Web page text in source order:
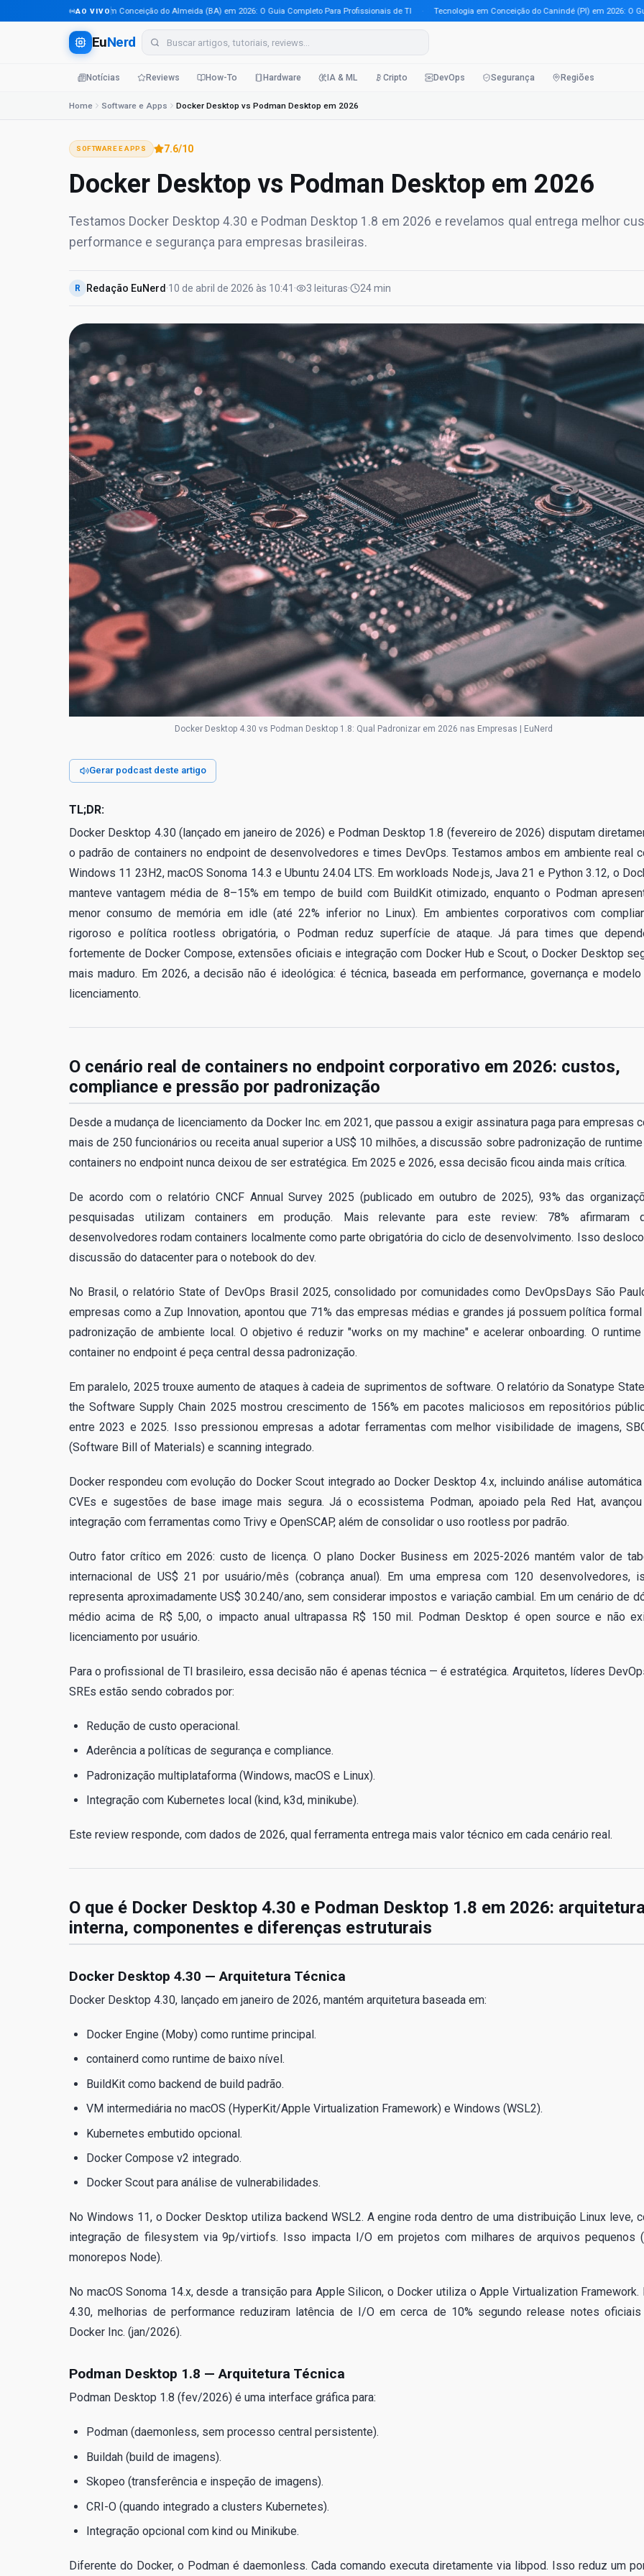
AO VIVO
Tecnologia em Conceição do Almeida (BA) em 2026: O Guia Completo Para Profissionais de TI · Tecnologia em Conceição do Canindé (PI) em 2026: O Guia
EuNerd
Notícias Reviews How-To Hardware IA & ML Cripto DevOps Segurança Regiões
Home Software e Apps Docker Desktop vs Podman Desktop em 2026
SOFTWARE E APPS 7.6/10
Docker Desktop vs Podman Desktop em 2026
Testamos Docker Desktop 4.30 e Podman Desktop 1.8 em 2026 e revelamos qual entrega melhor
performance e segurança para empresas brasileiras.
R Redação EuNerd ·10 de abril de 2026 às 10:41 · 3 leituras· 24 min
Docker Desktop 4.30 vs Podman Desktop 1.8: Qual Padronizar em 2026 nas Empresas | EuNerd
Gerar podcast deste artigo
TL;DR:
Docker Desktop 4.30 (lançado em janeiro de 2026) e Podman Desktop 1.8 (fevereiro de 2026) disputam
o padrão de containers no endpoint de desenvolvedores e times DevOps. Testamos ambos em ambiente real
Windows 11 23H2, macOS Sonoma 14.3 e Ubuntu 24.04 LTS. Em workloads Node.js, Java 21 e Python 3.12, o
manteve vantagem média de 8–15% em tempo de build com BuildKit otimizado, enquanto o Podman
menor consumo de memória em idle (até 22% inferior no Linux). Em ambientes corporativos com
rigoroso e política rootless obrigatória, o Podman reduz superfície de ataque. Já para times que
fortemente de Docker Compose, extensões oficiais e integração com Docker Hub e Scout, o Docker Desktop
mais maduro. Em 2026, a decisão não é ideológica: é técnica, baseada em performance, governança e
licenciamento.
O cenário real de containers no endpoint corporativo em 2026: custos,
compliance e pressão por padronização
Desde a mudança de licenciamento da Docker Inc. em 2021, que passou a exigir assinatura paga para empresas
mais de 250 funcionários ou receita anual superior a US$ 10 milhões, a discussão sobre padronização de
containers no endpoint nunca deixou de ser estratégica. Em 2025 e 2026, essa decisão ficou ainda mais crítica.
De acordo com o relatório CNCF Annual Survey 2025 (publicado em outubro de 2025), 93% das
pesquisadas utilizam containers em produção. Mais relevante para este review: 78% afirmaram
desenvolvedores rodam containers localmente como parte obrigatória do ciclo de desenvolvimento. Isso
discussão do datacenter para o notebook do dev.
No Brasil, o relatório State of DevOps Brasil 2025, consolidado por comunidades como DevOpsDays São
empresas como a Zup Innovation, apontou que 71% das empresas médias e grandes já possuem política
padronização de ambiente local. O objetivo é reduzir "works on my machine" e acelerar onboarding. O
container no endpoint é peça central dessa padronização.
Em paralelo, 2025 trouxe aumento de ataques à cadeia de suprimentos de software. O relatório da Sonatype
the Software Supply Chain 2025 mostrou crescimento de 156% em pacotes maliciosos em repositórios
entre 2023 e 2025. Isso pressionou empresas a adotar ferramentas com melhor visibilidade de imagens,
(Software Bill of Materials) e scanning integrado.
Docker respondeu com evolução do Docker Scout integrado ao Docker Desktop 4.x, incluindo análise
CVEs e sugestões de base image mais segura. Já o ecossistema Podman, apoiado pela Red Hat,
integração com ferramentas como Trivy e OpenSCAP, além de consolidar o uso rootless por padrão.
Outro fator crítico em 2026: custo de licença. O plano Docker Business em 2025-2026 mantém valor de
internacional de US$ 21 por usuário/mês (cobrança anual). Em uma empresa com 120 desenvolvedores,
representa aproximadamente US$ 30.240/ano, sem considerar impostos e variação cambial. Em um cenário de
médio acima de R$ 5,00, o impacto anual ultrapassa R$ 150 mil. Podman Desktop é open source e não
licenciamento por usuário.
Para o profissional de TI brasileiro, essa decisão não é apenas técnica — é estratégica. Arquitetos, líderes
SREs estão sendo cobrados por:
Redução de custo operacional.
Aderência a políticas de segurança e compliance.
Padronização multiplataforma (Windows, macOS e Linux).
Integração com Kubernetes local (kind, k3d, minikube).
Este review responde, com dados de 2026, qual ferramenta entrega mais valor técnico em cada cenário real.
O que é Docker Desktop 4.30 e Podman Desktop 1.8 em 2026:
interna, componentes e diferenças estruturais
Docker Desktop 4.30 — Arquitetura Técnica
Docker Desktop 4.30, lançado em janeiro de 2026, mantém arquitetura baseada em:
Docker Engine (Moby) como runtime principal.
containerd como runtime de baixo nível.
BuildKit como backend de build padrão.
VM intermediária no macOS (HyperKit/Apple Virtualization Framework) e Windows (WSL2).
Kubernetes embutido opcional.
Docker Compose v2 integrado.
Docker Scout para análise de vulnerabilidades.
No Windows 11, o Docker Desktop utiliza backend WSL2. A engine roda dentro de uma distribuição Linux leve,
integração de filesystem via 9p/virtiofs. Isso impacta I/O em projetos com milhares de arquivos pequenos
monorepos Node).
No macOS Sonoma 14.x, desde a transição para Apple Silicon, o Docker utiliza o Apple Virtualization Framework.
4.30, melhorias de performance reduziram latência de I/O em cerca de 10% segundo release notes
Docker Inc. (jan/2026).
Podman Desktop 1.8 — Arquitetura Técnica
Podman Desktop 1.8 (fev/2026) é uma interface gráfica para:
Podman (daemonless, sem processo central persistente).
Buildah (build de imagens).
Skopeo (transferência e inspeção de imagens).
CRI-O (quando integrado a clusters Kubernetes).
Integração opcional com kind ou Minikube.
Diferente do Docker, o Podman é daemonless. Cada comando executa diretamente via libpod. Isso reduz um